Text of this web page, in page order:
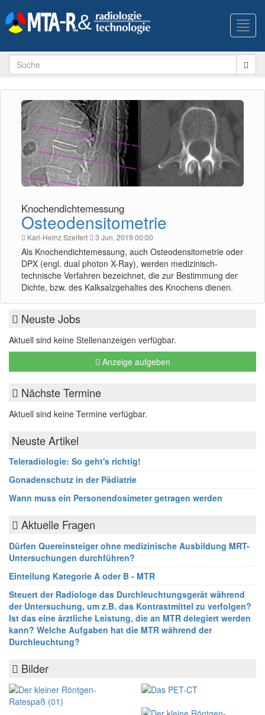
Knochendichtemessung
Osteodensitometrie
Karl-Heinz Szeifert 3 Jun, 2019 00:00
Als Knochendichtemessung, auch Osteodensitometrie oder
DPX (engl. dual photon X-Ray), werden medizinisch-
technische Verfahren bezeichnet, die zur Bestimmung der
Dichte, bzw. des Kalksalzgehaltes des Knochens dienen.
Neuste Jobs
Aktuell sind keine Stellenanzeigen verfügbar.
Anzeige aufgeben
Nächste Termine
Aktuell sind keine Termine verfügbar.
Neuste Artikel
Teleradiologie: So geht's richtig!
Gonadenschutz in der Pädiatrie
Wann muss ein Personendosimeter getragen werden
Aktuelle Fragen
Dürfen Quereinsteiger ohne medizinische Ausbildung MRT-
Untersuchungen durchführen?
Einteilung Kategorie A oder B - MTR
Steuert der Radiologe das Durchleuchtungsgerät während
der Untersuchung, um z.B. das Kontrastmittel zu verfolgen?
Ist das eine ärztliche Leistung, die an MTR delegiert werden
kann? Welche Aufgaben hat die MTR während der
Durchleuchtung?
Bilder